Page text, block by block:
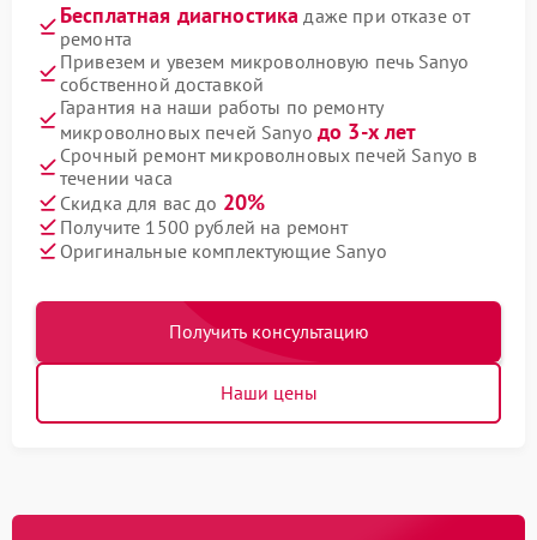
Бесплатная диагностика даже при отказе от
ремонта
Привезем и увезем микроволновую печь Sanyo
собственной доставкой
Гарантия на наши работы по ремонту
микроволновых печей Sanyo до 3-х лет
Срочный ремонт микроволновых печей Sanyo в
течении часа
Скидка для вас до 20%
Получите 1500 рублей на ремонт
Оригинальные комплектующие Sanyo
Получить консультацию
Наши цены